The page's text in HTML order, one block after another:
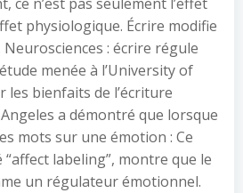
physiologique. Écrire modifie
Neurosciences : écrire régule
menée à l’University of
les bienfaits de l’écriture
a démontré que lorsque
mots sur une émotion : Ce
“affect labeling”, montre que le
un régulateur émotionnel.